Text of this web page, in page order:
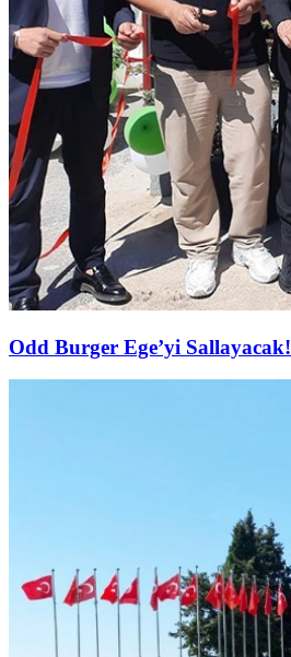
Odd Burger Ege’yi Sallayacak!